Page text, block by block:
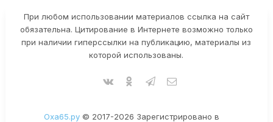
При любом использовании материалов ссылка на сайт
обязательна. Цитирование в Интернете возможно только
при наличии гиперссылки на публикацию, материалы из
которой использованы.
Оха65.ру© 2017-2026 Зарегистрировано в